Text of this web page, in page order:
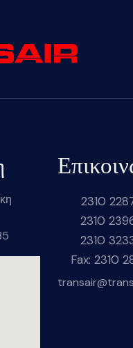
2310
2310
2310
Fax: 2310